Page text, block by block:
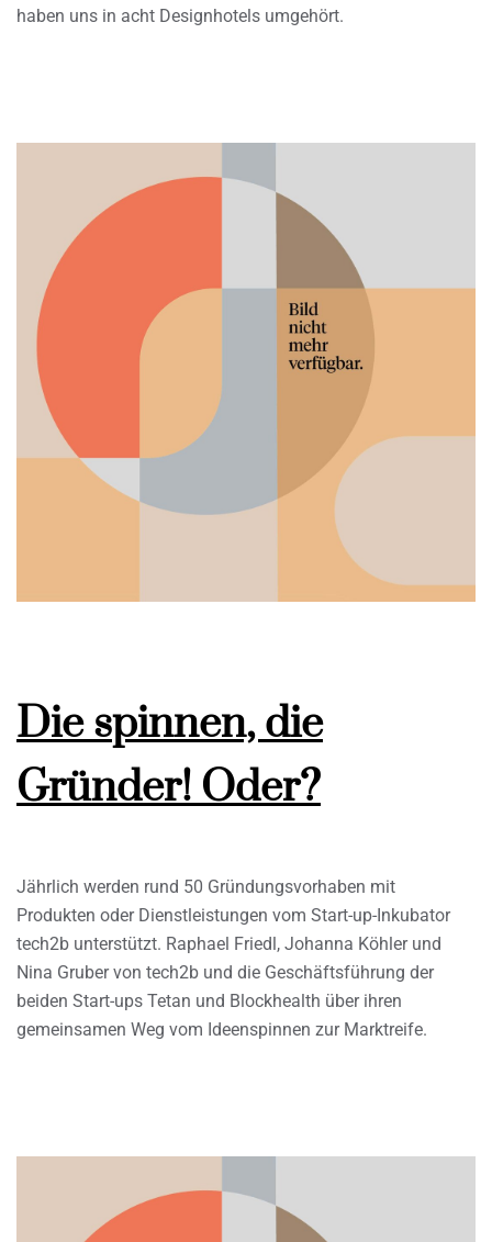
haben uns in acht Designhotels umgehört.
Die spinnen, die
Gründer! Oder?
Jährlich werden rund 50 Gründungsvorhaben mit
Produkten oder Dienstleistungen vom Start-up-Inkubator
tech2b unterstützt. Raphael Friedl, Johanna Köhler und
Nina Gruber von tech2b und die Geschäftsführung der
beiden Start-ups Tetan und Blockhealth über ihren
gemeinsamen Weg vom Ideenspinnen zur Marktreife.